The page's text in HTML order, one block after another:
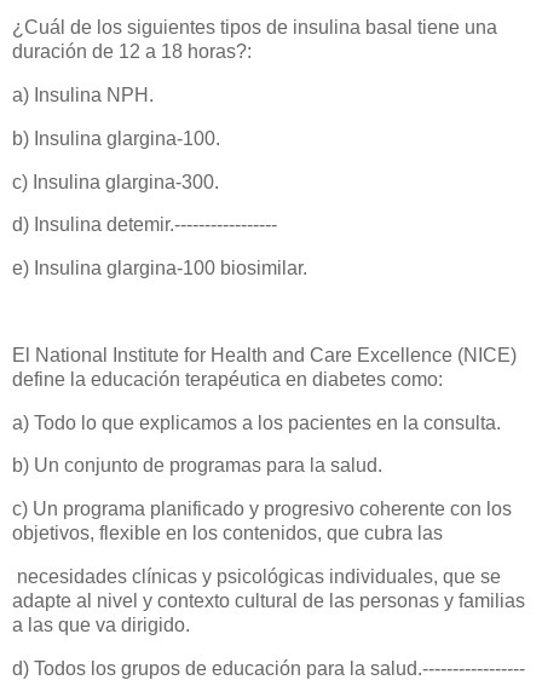
¿Cuál de los siguientes tipos de insulina basal tiene una
duración de 12 a 18 horas?:
a) Insulina NPH.
b) Insulina glargina-100.
c) Insulina glargina-300.
d) Insulina detemir.-----------------
e) Insulina glargina-100 biosimilar.
El National Institute for Health and Care Excellence (NICE)
define la educación terapéutica en diabetes como:
a) Todo lo que explicamos a los pacientes en la consulta.
b) Un conjunto de programas para la salud.
c) Un programa planificado y progresivo coherente con los
objetivos, flexible en los contenidos, que cubra las
necesidades clínicas y psicológicas individuales, que se
adapte al nivel y contexto cultural de las personas y familias
a las que va dirigido.
d) Todos los grupos de educación para la salud.-----------------